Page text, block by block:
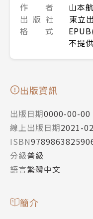
作 者
山本
出 版 社
東立
格 式
不提
出版資訊
出版日期0000-00-00
線上出版日期2021-
ISBN
分級普級
語言繁體中文
簡介